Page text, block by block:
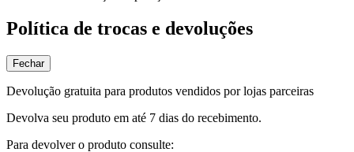
Política de trocas e devoluções
Fechar
Devolução gratuita para produtos vendidos por lojas parceiras
Devolva seu produto em até 7 dias do recebimento.
Para devolver o produto consulte: